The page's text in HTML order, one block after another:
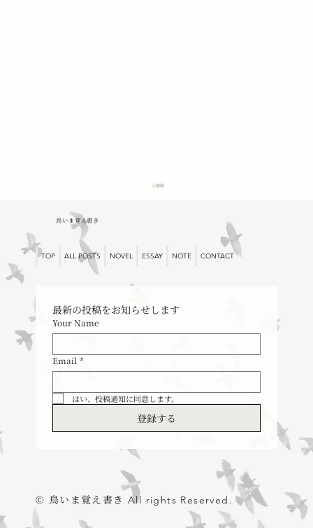
神とケーキ
鳥いま覚え書き
TOP ALL POSTS NOVEL ESSAY NOTE CONTACT
最新の投稿をお知らせします
Your Name
Email *
はい、投稿通知に同意します。
登録する
© 鳥いま覚え書き All rights Reserved.